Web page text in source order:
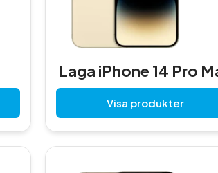
Laga iPhone 14 Pro
Visa produkter